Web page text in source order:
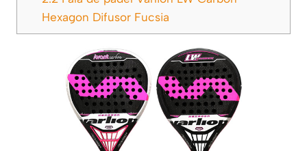
Hexagon Difusor Fucsia